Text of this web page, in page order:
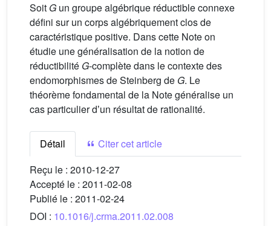
Soit G un groupe algébrique réductible connexe
défini sur un corps algébriquement clos de
caractéristique positive. Dans cette Note on
étudie une généralisation de la notion de
réductibilité G-complète dans le contexte des
endomorphismes de Steinberg de G. Le
théorème fondamental de la Note généralise un
cas particulier dʼun résultat de rationalité.
Détail
Citer cet article
Reçu le : 2010-12-27
Accepté le : 2011-02-08
Publié le : 2011-02-24
DOI : 10.1016/j.crma.2011.02.008